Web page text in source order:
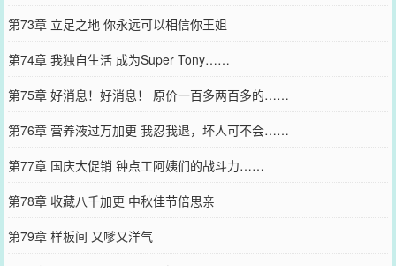
第73章 立足之地 你永远可以相信你王姐
第74章 我独自生活 成为Super Tony……
第75章 好消息！好消息！ 原价一百多两百多的……
第76章 营养液过万加更 我忍我退，坏人可不会……
第77章 国庆大促销 钟点工阿姨们的战斗力……
第78章 收藏八千加更 中秋佳节倍思亲
第79章 样板间 又嗲又洋气